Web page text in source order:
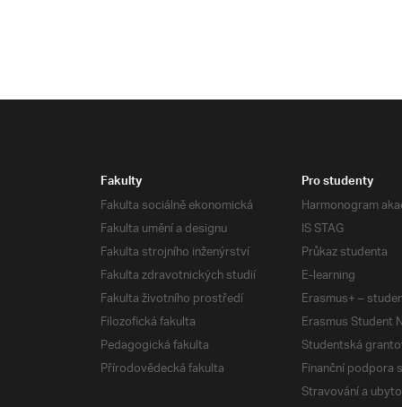
Fakulty
Fakulta sociálně ekonomická
Fakulta umění a designu
Fakulta strojního inženýrství
Fakulta zdravotnických studií
Fakulta životního prostředí
Filozofická fakulta
Pedagogická fakulta
Přírodovědecká fakulta
Pro studenty
Harmonogram
IS STAG
Průkaz studenta
E-learning
Erasmus+ –
Erasmus Student
Studentská
Finanční podpora
Stravování a